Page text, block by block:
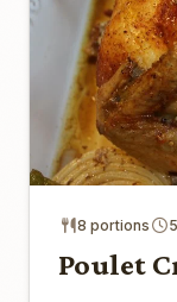
8 portions
Poulet